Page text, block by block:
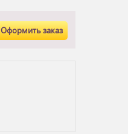
Оформить заказ